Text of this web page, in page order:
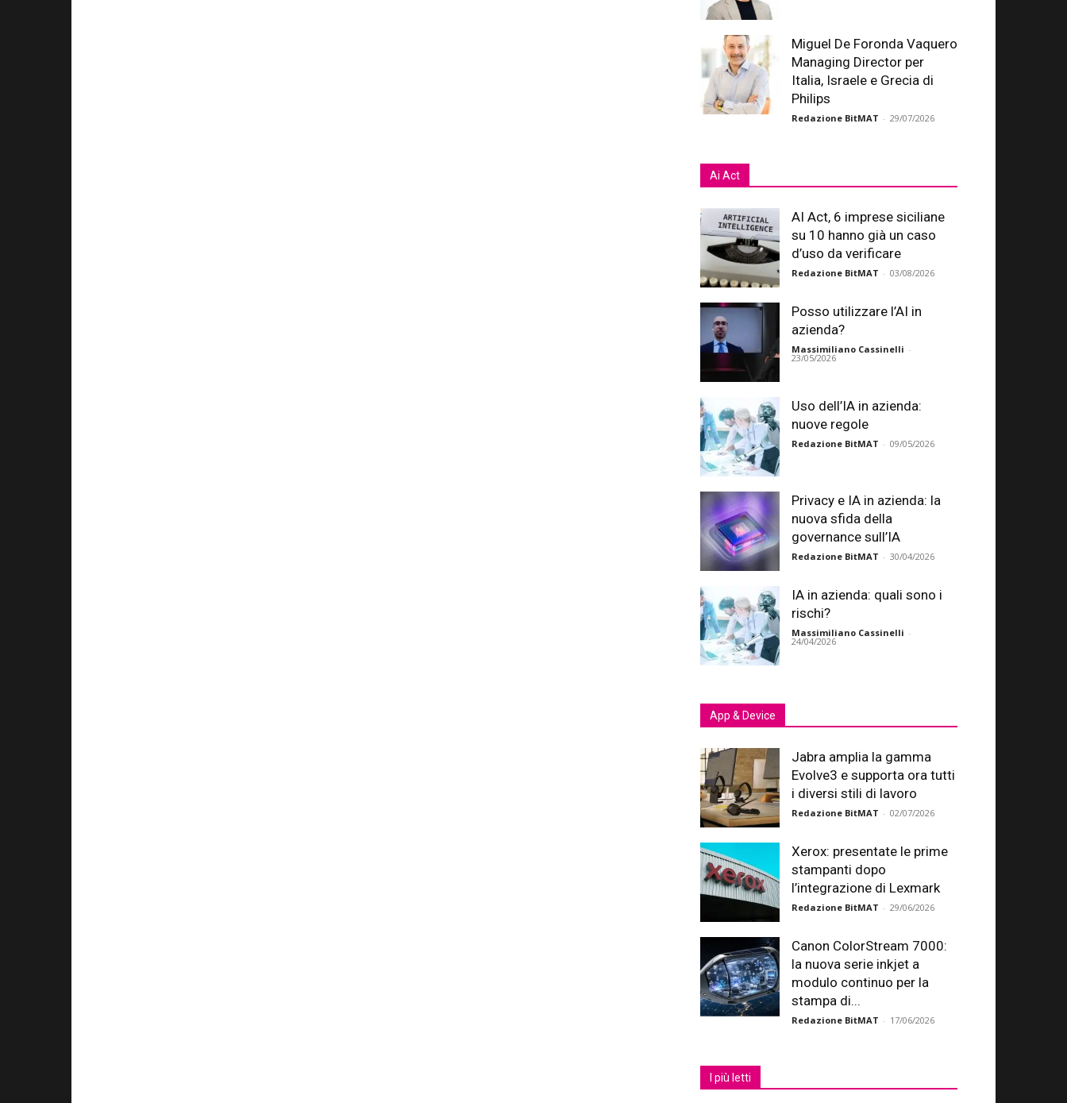
Miguel De Foronda Vaquero
Managing Director per
Italia, Israele e Grecia di
Philips
Redazione BitMAT - 29/07/2026
Ai Act
AI Act, 6 imprese siciliane
su 10 hanno già un caso
d’uso da verificare
Redazione BitMAT - 03/08/2026
Posso utilizzare l’AI in
azienda?
Massimiliano Cassinelli -
23/05/2026
Uso dell’IA in azienda:
nuove regole
Redazione BitMAT - 09/05/2026
Privacy e IA in azienda: la
nuova sfida della
governance sull’IA
Redazione BitMAT - 30/04/2026
IA in azienda: quali sono i
rischi?
Massimiliano Cassinelli -
24/04/2026
App & Device
Jabra amplia la gamma
Evolve3 e supporta ora tutti
i diversi stili di lavoro
Redazione BitMAT - 02/07/2026
Xerox: presentate le prime
stampanti dopo
l’integrazione di Lexmark
Redazione BitMAT - 29/06/2026
Canon ColorStream 7000:
la nuova serie inkjet a
modulo continuo per la
stampa di...
Redazione BitMAT - 17/06/2026
I più letti